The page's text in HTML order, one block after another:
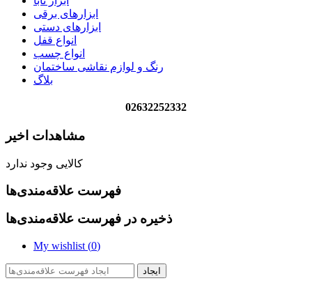
ابزارهای برقی
ابزارهای دستی
انواع قفل
انواع چسب
رنگ و لوازم نقاشی ساختمان
بلاگ
02632252332
مشاهدات اخیر
کالایی وجود ندارد
فهرست علاقه‌مندی‌ها
ذخیره در فهرست علاقه‌مندی‌ها
My wishlist (0)
ایجاد